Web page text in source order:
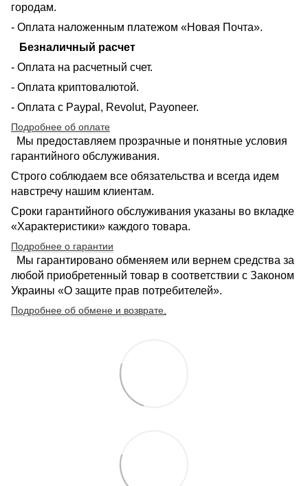
городам.
- Оплата наложенным платежом «Новая Почта».
Безналичный расчет
- Оплата на расчетный счет.
- Оплата криптовалютой.
- Оплата с Paypal, Revolut, Payoneer.
Подробнее об оплате
Мы предоставляем прозрачные и понятные условия
гарантийного обслуживания.
Строго соблюдаем все обязательства и всегда идем
навстречу нашим клиентам.
Сроки гарантийного обслуживания указаны во вкладке
«Характеристики» каждого товара.
Подробнее о гарантии
Мы гарантировано обменяем или вернем средства за
любой приобретенный товар в соответствии с Законом
Украины «О защите прав потребителей».
Подробнее об обмене и возврате